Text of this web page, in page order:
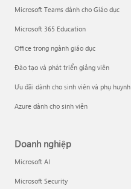
Microsoft Teams dành cho Giáo dục
Microsoft 365 Education
Office trong ngành giáo dục
Đào tạo và phát triển giảng viên
Ưu đãi dành cho sinh viên và phụ huynh
Azure dành cho sinh viên
Doanh nghiệp
Microsoft AI
Microsoft Security